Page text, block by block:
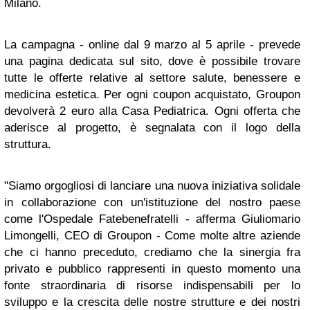
Milano.
La campagna - online dal 9 marzo al 5 aprile - prevede
una pagina dedicata sul sito, dove è possibile trovare
tutte le offerte relative al settore salute, benessere e
medicina estetica. Per ogni coupon acquistato, Groupon
devolverà 2 euro alla Casa Pediatrica. Ogni offerta che
aderisce al progetto, è segnalata con il logo della
struttura.
"Siamo orgogliosi di lanciare una nuova iniziativa solidale
in collaborazione con un'istituzione del nostro paese
come l'Ospedale Fatebenefratelli - afferma Giuliomario
Limongelli, CEO di Groupon - Come molte altre aziende
che ci hanno preceduto, crediamo che la sinergia fra
privato e pubblico rappresenti in questo momento una
fonte straordinaria di risorse indispensabili per lo
sviluppo e la crescita delle nostre strutture e dei nostri